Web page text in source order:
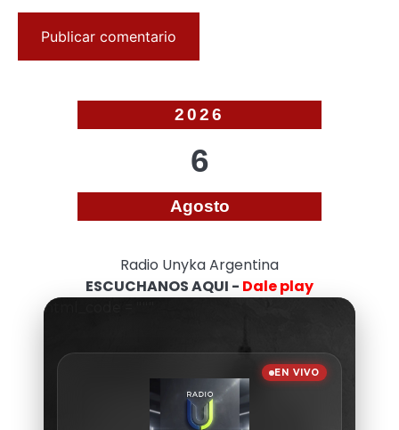
2026
6
Agosto
Radio Unyka Argentina
ESCUCHANOS AQUI - Dale play